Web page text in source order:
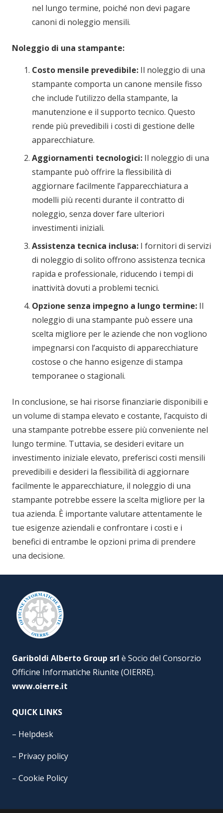
nel lungo termine, poiché non devi pagare
canoni di noleggio mensili.
Noleggio di una stampante:
Costo mensile prevedibile: Il noleggio di una
stampante comporta un canone mensile fisso
che include l’utilizzo della stampante, la
manutenzione e il supporto tecnico. Questo
rende più prevedibili i costi di gestione delle
apparecchiature.
Aggiornamenti tecnologici: Il noleggio di una
stampante può offrire la flessibilità di
aggiornare facilmente l’apparecchiatura a
modelli più recenti durante il contratto di
noleggio, senza dover fare ulteriori
investimenti iniziali.
Assistenza tecnica inclusa: I fornitori di servizi
di noleggio di solito offrono assistenza tecnica
rapida e professionale, riducendo i tempi di
inattività dovuti a problemi tecnici.
Opzione senza impegno a lungo termine: Il
noleggio di una stampante può essere una
scelta migliore per le aziende che non vogliono
impegnarsi con l’acquisto di apparecchiature
costose o che hanno esigenze di stampa
temporanee o stagionali.
In conclusione, se hai risorse finanziarie disponibili e
un volume di stampa elevato e costante, l’acquisto di
una stampante potrebbe essere più conveniente nel
lungo termine. Tuttavia, se desideri evitare un
investimento iniziale elevato, preferisci costi mensili
prevedibili e desideri la flessibilità di aggiornare
facilmente le apparecchiature, il noleggio di una
stampante potrebbe essere la scelta migliore per la
tua azienda. È importante valutare attentamente le
tue esigenze aziendali e confrontare i costi e i
benefici di entrambe le opzioni prima di prendere
una decisione.
Gariboldi Alberto Group srl è Socio del Consorzio
Officine Informatiche Riunite (OIERRE).
www.oierre.it
QUICK LINKS
– Helpdesk
– Privacy policy
– Cookie Policy